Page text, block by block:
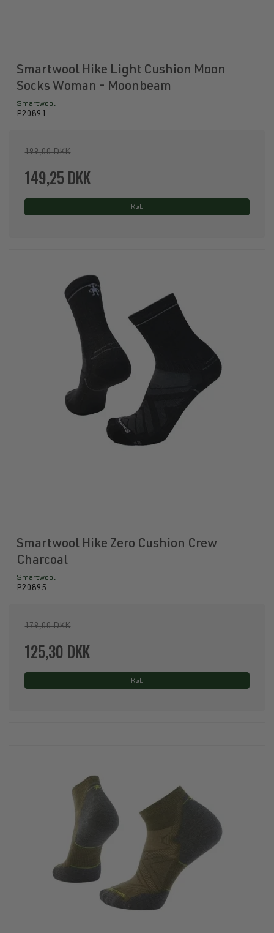
Smartwool Hike Light Cushion Moon
Socks Woman - Moonbeam
Smartwool
P20891
199,00 DKK
149,25 DKK
Køb
Smartwool Hike Zero Cushion Crew
Charcoal
Smartwool
P20895
179,00 DKK
125,30 DKK
Køb